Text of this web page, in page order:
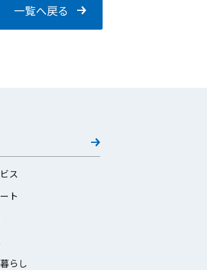
一覧へ戻る
ス
ト
らし